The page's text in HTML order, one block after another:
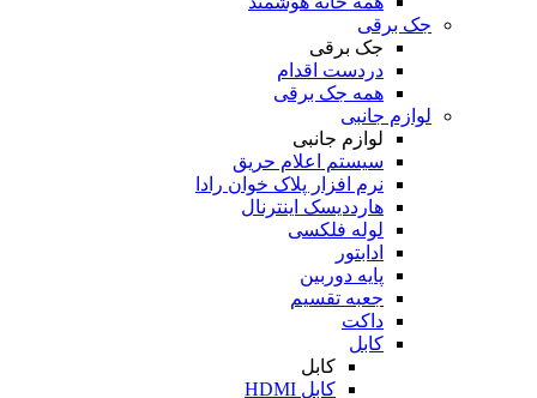
جک برقی
جک برقی
دردست اقدام
همه جک برقی
لوازم جانبی
لوازم جانبی
سیستم اعلام حریق
نرم افزار پلاک خوان رادا
هارددیسک اینترنال
لوله فلکسی
ادابتور
پایه دوربین
جعبه تقسیم
داکت
کابل
کابل
کابل HDMI